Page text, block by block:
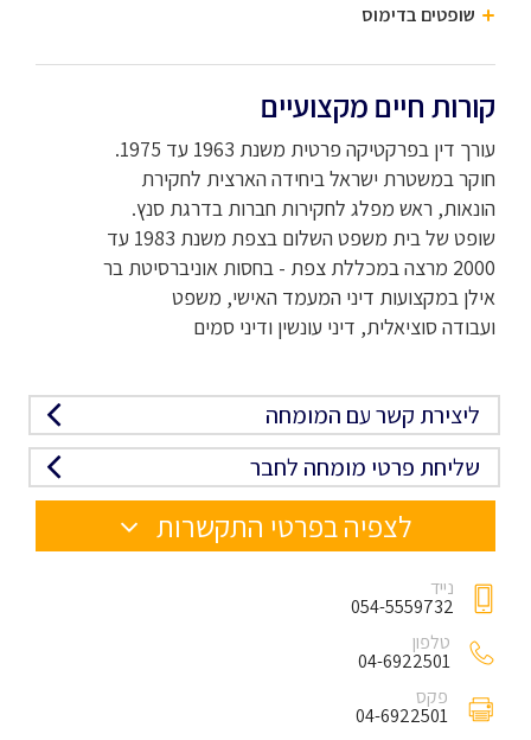
שופטים בדימוס
קורות חיים מקצועיים
עורך דין בפרקטיקה פרטית משנת 1963 עד 1975.
חוקר במשטרת ישראל ביחידה הארצית לחקירת
הונאות, ראש מפלג לחקירות חברות בדרגת סנץ.
שופט של בית משפט השלום בצפת משנת 1983 עד
2000 מרצה במכללת צפת - בחסות אוניברסיטת בר
אילן במקצועות דיני המעמד האישי, משפט
ועבודה סוציאלית, דיני עונשין ודיני סמים
ליצירת קשר עם המומחה
שליחת פרטי מומחה לחבר
לצפיה בפרטי התקשרות
נייד
054-5559732
טלפון
04-6922501
פקס
04-6922501